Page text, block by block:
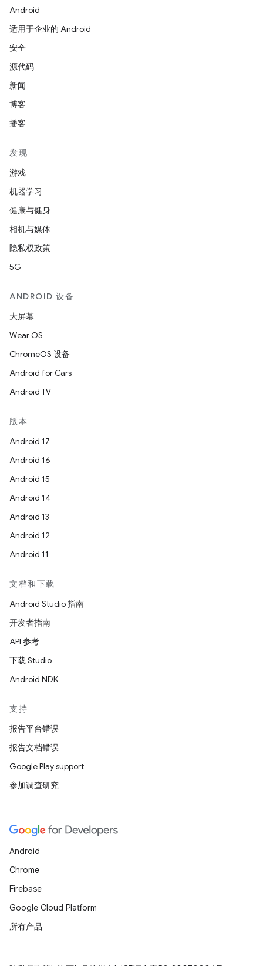
Android
适用于企业的 Android
安全
源代码
新闻
博客
播客
发现
游戏
机器学习
健康与健身
相机与媒体
隐私权政策
5G
ANDROID 设备
大屏幕
Wear OS
ChromeOS 设备
Android for Cars
Android TV
版本
Android 17
Android 16
Android 15
Android 14
Android 13
Android 12
Android 11
文档和下载
Android Studio 指南
开发者指南
API 参考
下载 Studio
Android NDK
支持
报告平台错误
报告文档错误
Google Play support
参加调查研究
Android
Chrome
Firebase
Google Cloud Platform
所有产品